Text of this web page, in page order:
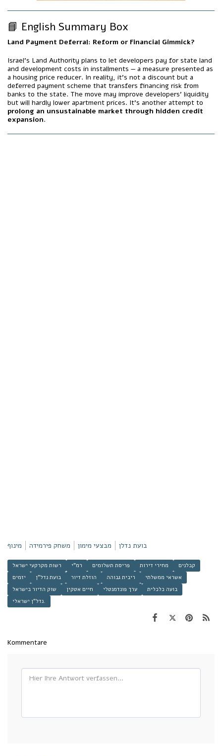
📘 English Summary Box
Land Payment Deferral: Reform or Financial Gimmick?
Israel’s Land Authority plans to let developers pay for state land
and development costs in installments — a measure presented as
a housing price reducer. In reality, it’s not a discount but a
deferred payment scheme that transfers financing risk from
banks to the state. The move may improve developers’ liquidity
but will hardly lower apartment prices. It’s another attempt to
prolong an unsustainable market through hidden credit
expansion.
בועת נדלן מבצעי מימון משחק פירמידה מינוף
רשות מקרקעי ישראל רמ"י פריסת תשלומים מחירי דירות
קבלנים
יזמים
בועת נדל"ן הוזלת דיור ריבית גבוהה
אשראי ממשלתי
שוק הדיור בישראל
חיים אטקין ערך פונדמנטלי
בועה כלכלית
נדל"ן ישראלי.
Kommentare